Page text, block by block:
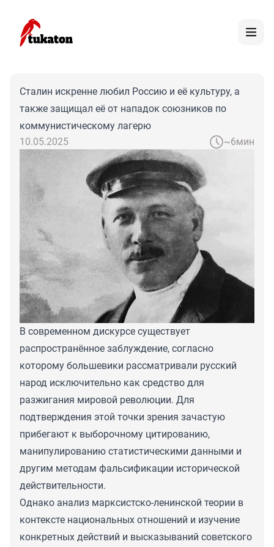
Сталин искренне любил Россию и её культуру, а
также защищал её от нападок союзников по
коммунистическому лагерю
10.05.2025
~6мин
В современном дискурсе существует
распространённое заблуждение, согласно
которому большевики рассматривали русский
народ исключительно как средство для
разжигания мировой революции. Для
подтверждения этой точки зрения зачастую
прибегают к выборочному цитированию,
манипулированию статистическими данными и
другим методам фальсификации исторической
действительности.
Однако анализ марксистско-ленинской теории в
контексте национальных отношений и изучение
конкретных действий и высказываний советского